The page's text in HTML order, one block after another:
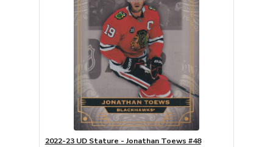
2022-23 UD Stature - Jonathan Toews #48